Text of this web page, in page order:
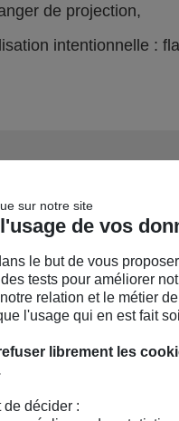
de projection,
intentionnelle :
s’assurer que ces
durant leur période de
stables dans les
maritime en général
besoin de secours
sur notre site
de vos
le but de vous
tests pour améliorer
relation et le métier
l'usage qui en est fait
librement les
décider :